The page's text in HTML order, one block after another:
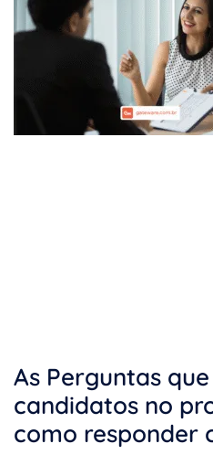
As Perguntas
candidatos no
como responder